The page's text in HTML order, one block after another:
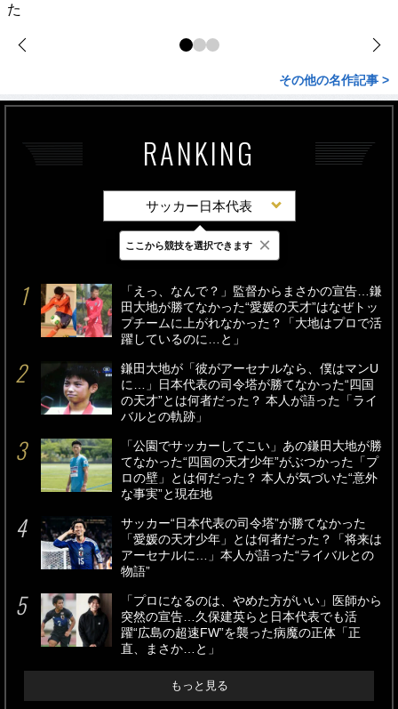
た
その他の名作記事 >
RANKING
サッカー日本代表
最新 24時間 週間
「えっ、なんで？」監督からまさかの宣告…鎌
田大地が勝てなかった“愛媛の天才”はなぜトッ
プチームに上がれなかった？「大地はプロで活
躍しているのに…と」
鎌田大地が「彼がアーセナルなら、僕はマンU
に…」日本代表の司令塔が勝てなかった“四国
の天才”とは何者だった？ 本人が語った「ライ
バルとの軌跡」
「公園でサッカーしてこい」あの鎌田大地が勝
てなかった“四国の天才少年”がぶつかった「プ
ロの壁」とは何だった？ 本人が気づいた“意外
な事実”と現在地
サッカー“日本代表の司令塔”が勝てなかった
「愛媛の天才少年」とは何者だった？「将来は
アーセナルに…」本人が語った“ライバルとの
物語”
「プロになるのは、やめた方がいい」医師から
突然の宣告…久保建英らと日本代表でも活
躍“広島の超速FW”を襲った病魔の正体「正
直、まさか…と」
もっと見る
ここから競技を選択できます ×